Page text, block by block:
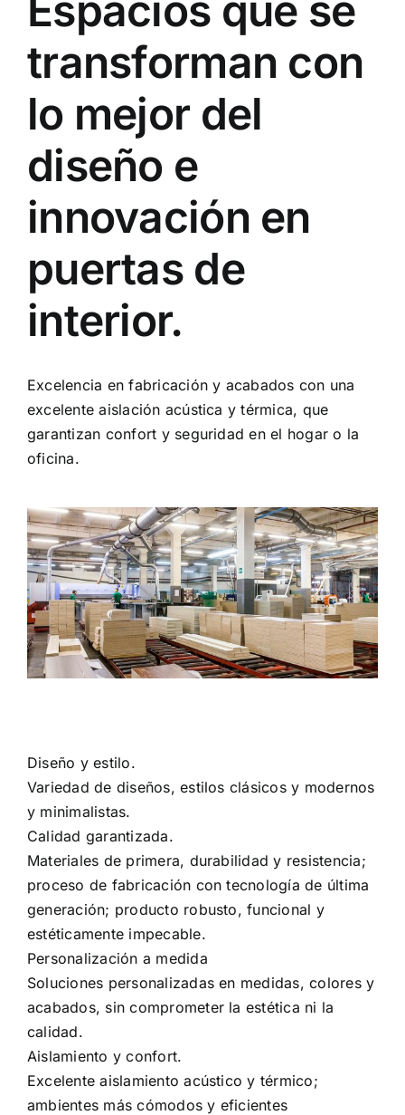
Baños
Tarimas
Puertas
Contacto
transforman con
lo mejor del
diseño e
innovación en
puertas de
interior.
Excelencia en fabricación y acabados con una
excelente aislación acústica y térmica, que
garantizan confort y seguridad en el hogar o la
oficina.
Diseño y estilo.
Variedad de diseños, estilos clásicos y modernos
y minimalistas.
Calidad garantizada.
Materiales de primera, durabilidad y resistencia;
proceso de fabricación con tecnología de última
generación; producto robusto, funcional y
estéticamente impecable.
Personalización a medida
Soluciones personalizadas en medidas, colores y
acabados, sin comprometer la estética ni la
calidad.
Aislamiento y confort.
Excelente aislamiento acústico y térmico;
ambientes más cómodos y eficientes